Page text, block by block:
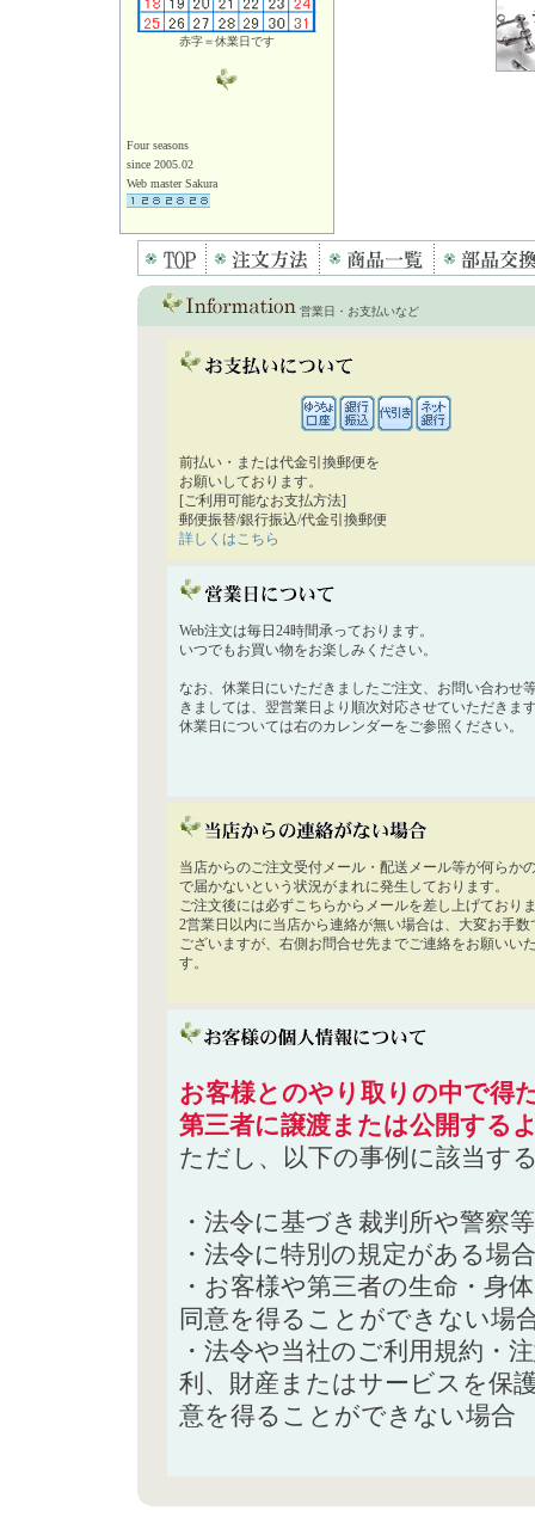
赤字＝休業日です
Four seasons
since 2005.02
Web master Sakura
営業日・お支払いなど
前払い・または代金引換郵便を
お願いしております。
[ご利用可能なお支払方法]
郵便振替/銀行振込/代金引換郵便
詳しくはこちら
Web注文は毎日24時間承っております。
いつでもお買い物をお楽しみください。
なお、休業日にいただきましたご注文、お問い合わせ
きましては、翌営業日より順次対応させていただきま
休業日については右のカレンダーをご参照ください。
当店からのご注文受付メール・配送メール等が何らか
で届かないという状況がまれに発生しております。
ご注文後には必ずこちらからメールを差し上げており
2営業日以内に当店から連絡が無い場合は、大変お手数
ございますが、右側お問合せ先までご連絡をお願いい
す。
お客様とのやり取りの中で得
第三者に譲渡または公開する
ただし、以下の事例に該当す
・法令に基づき裁判所や警察
・法令に特別の規定がある場合
・お客様や第三者の生命・身
同意を得ることができない場
・法令や当社のご利用規約・
利、財産またはサービスを保
意を得ることができない場合